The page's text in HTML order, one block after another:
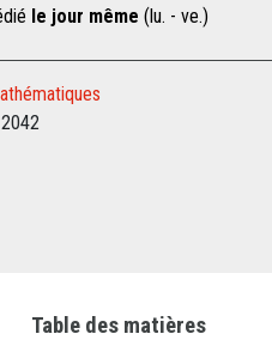
le jour même (lu. - ve.)
Table des matières